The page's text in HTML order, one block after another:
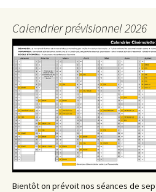
Calendrier prévisionnel 2026
Bientôt on prévoit nos séances de